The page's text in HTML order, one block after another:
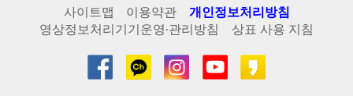
사이트맵 이용약관
개인정보처리방침
영상정보처리기기운영·관리방침
상표 사용 지침